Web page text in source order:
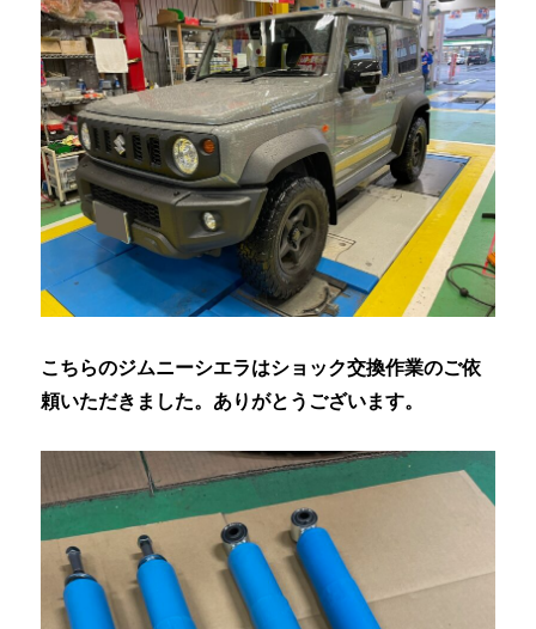
こちらのジムニーシエラはショック交換作業のご依
頼いただきました。ありがとうございます。